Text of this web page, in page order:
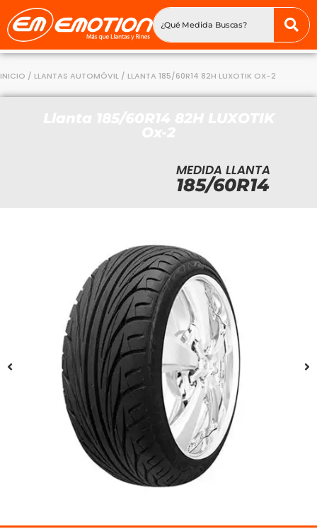
INICIO / LLANTAS AUTOMÓVIL / LLANTA 185/60R14 82H LUXOTIK OX-2
MEDIDA LLANTA
185/60R14